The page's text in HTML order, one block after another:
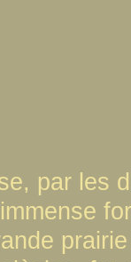
par les